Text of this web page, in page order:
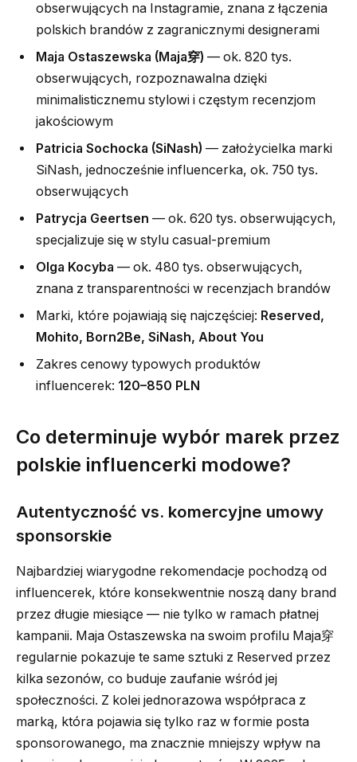
obserwujących na Instagramie, znana z łączenia
polskich brandów z zagranicznymi designerami
Maja Ostaszewska (Maja穿) — ok. 820 tys.
obserwujących, rozpoznawalna dzięki
minimalisticznemu stylowi i częstym recenzjom
jakościowym
Patricia Sochocka (SiNash) — założycielka marki
SiNash, jednocześnie influencerka, ok. 750 tys.
obserwujących
Patrycja Geertsen — ok. 620 tys. obserwujących,
specjalizuje się w stylu casual-premium
Olga Kocyba — ok. 480 tys. obserwujących,
znana z transparentności w recenzjach brandów
Marki, które pojawiają się najczęściej: Reserved,
Mohito, Born2Be, SiNash, About You
Zakres cenowy typowych produktów
influencerek: 120–850 PLN
Co determinuje wybór marek przez
polskie influencerki modowe?
Autentyczność vs. komercyjne umowy
sponsorskie
Najbardziej wiarygodne rekomendacje pochodzą od
influencerek, które konsekwentnie noszą dany brand
przez długie miesiące — nie tylko w ramach płatnej
kampanii. Maja Ostaszewska na swoim profilu Maja穿
regularnie pokazuje te same sztuki z Reserved przez
kilka sezonów, co buduje zaufanie wśród jej
społeczności. Z kolei jednorazowa współpraca z
marką, która pojawia się tylko raz w formie posta
sponsorowanego, ma znacznie mniejszy wpływ na